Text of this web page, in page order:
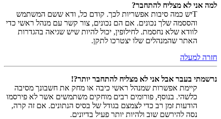
למה אני לא מצליח להתחבר?
Tיש כמה סיבות אפשריות לכך. קודם כל, ודא ששם המשתמש
והססמה שלך נכונים. אם הם נכונים, צור קשר עם מנהל ראשי כדי
לוודא שלא נחסמת. לחילופין, יכול להיות שיש שגיאה בהגדרות
האתר שהמנהלים שלו יצטרכו לתקן.
חזרה למעלה
נרשמתי בעבר אבל אני לא מצליח להתחבר יותר?!
קיימת אפשרות שמנהל ראשי כיבה או מחק את חשבונך מסיבה
כלשהי. בנוסף, פורומים רבים מוחקים משתמשים אשר לא פירסמו
הודעות זמן רב כדי לצמצם בגודל של בסיס הנתונים. אם זה קרה,
נסה להירשם שוב ולהיות יותר פעיל בדיונים.